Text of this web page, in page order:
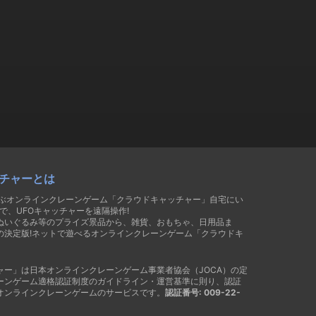
ャーとは
オンラインクレーンゲーム「クラウドキャッチャー」自宅にい
、UFOキャッチャーを遠隔操作!
いぐるみ等のプライズ景品から、雑貨、おもちゃ、日用品ま
決定版!ネットで遊べるオンラインクレーンゲーム「クラウドキ
ー」は日本オンラインクレーンゲーム事業者協会（JOCA）の定
ンゲーム適格認証制度のガイドライン・運営基準に則り、認証
ラインクレーンゲームのサービスです。 認証番号: 009-22-